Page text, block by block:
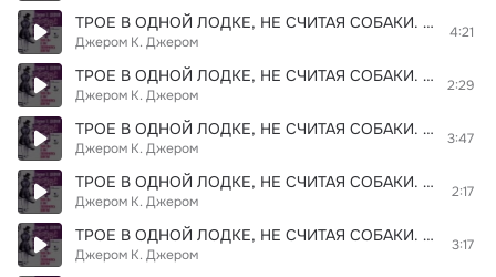
ТРОЕ В ОДНОЙ ЛОДКЕ, НЕ СЧИТАЯ СОБАКИ. Глава 01. Фрагмент 05
Джером К. Джером
4:21
ТРОЕ В ОДНОЙ ЛОДКЕ, НЕ СЧИТАЯ СОБАКИ. Глава 06. Фрагмент 01
Джером К. Джером
2:29
ТРОЕ В ОДНОЙ ЛОДКЕ, НЕ СЧИТАЯ СОБАКИ. Глава 01. Фрагмент 02
Джером К. Джером
3:47
ТРОЕ В ОДНОЙ ЛОДКЕ, НЕ СЧИТАЯ СОБАКИ. Глава 02. Фрагмент 04
Джером К. Джером
2:17
ТРОЕ В ОДНОЙ ЛОДКЕ, НЕ СЧИТАЯ СОБАКИ. Глава 04. Фрагмент 08
Джером К. Джером
3:17